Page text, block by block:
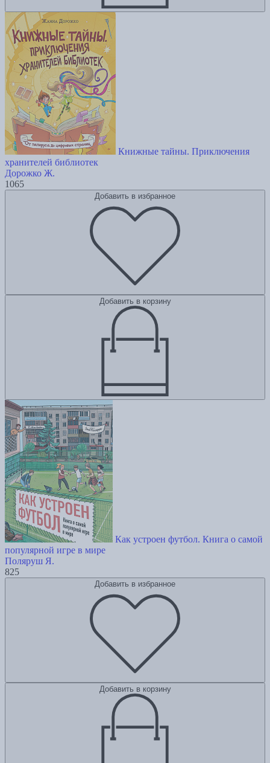
Книжные тайны. Приключения
хранителей библиотек
Дорожко Ж.
1065
Добавить в избранное
Добавить в корзину
Как устроен футбол. Книга о самой
популярной игре в мире
Поляруш Я.
825
Добавить в избранное
Добавить в корзину